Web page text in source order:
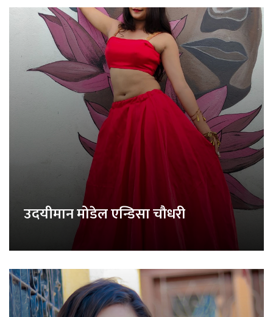
उदयीमान मोडेल एन्डिसा चौधरी